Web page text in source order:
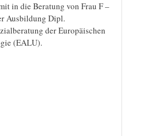
in die Beratung von Frau F –
Ausbildung Dipl.
der Europäischen
(EALU).